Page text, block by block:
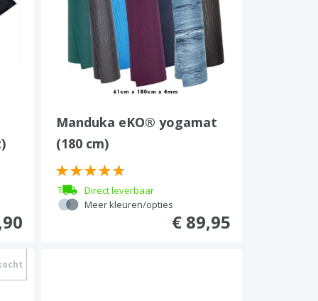
Manduka eKO® yogamat
(180 cm)
Direct leverbaar
Meer kleuren/opties
€ 89,95